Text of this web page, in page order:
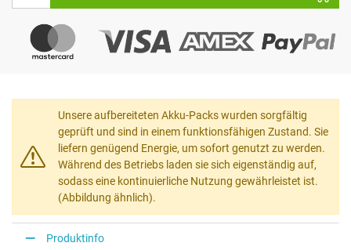
Unsere aufbereiteten Akku-Packs wurden sorgfältig
geprüft und sind in einem funktionsfähigen Zustand. Sie
liefern genügend Energie, um sofort genutzt zu werden.
Während des Betriebs laden sie sich eigenständig auf,
sodass eine kontinuierliche Nutzung gewährleistet ist.
(Abbildung ähnlich).
Produktinfo